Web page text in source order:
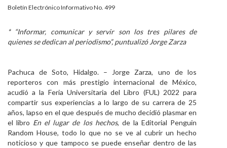
Acreditación Internacional
Alumnado
Personal
Alumni
Visitantes
Boletín Electrónico Informativo No. 499
* “Informar, comunicar y servir son los tres pilares de
quienes se dedican al periodismo”, puntualizó Jorge Zarza
Pachuca de Soto, Hidalgo. – Jorge Zarza, uno de los
reporteros con más prestigio internacional de México,
acudió a la Feria Universitaria del Libro (FUL) 2022 para
compartir sus experiencias a lo largo de su carrera de 25
años, lapso en el que después de mucho decidió plasmar en
el libro En el lugar de los hechos, de la Editorial Penguin
Random House, todo lo que no se ve al cubrir un hecho
noticioso y que tampoco se puede enseñar dentro de las